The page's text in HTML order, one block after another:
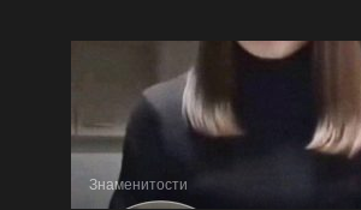
Знаменитости